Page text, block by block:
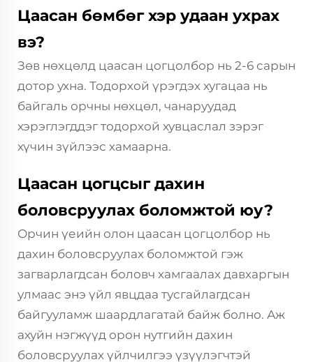
Цаасан бөмбөг хэр удаан ухрах
вэ?
Зөв нөхцөлд цаасан цогцолбор нь 2-6 сарын
дотор ухна. Тодорхой үрэгдэх хугацаа нь
байгаль орчны нөхцөл, чанаруудад
хэрэглэгддэг тодорхой хувцаслал зэрэг
хүчин зүйлээс хамаарна.
Цаасан цогцсыг дахин
боловсруулах боломжтой юу?
Орчин үеийн олон цаасан цогцолбор нь
дахин боловсруулах боломжтой гэж
загварлагдсан боловч хамгаалах давхаргын
улмаас энэ үйл явцдаа тусгайлагдсан
байгууламж шаардлагатай байж болно. Аж
ахуйн нэгжүүд орон нутгийн дахин
боловсруулах үйлчилгээ үзүүлэгчтэй